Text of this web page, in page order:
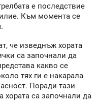
е последствие
Към момента се
че изведнъж хората
са започнали да
какво се
тях ги е накарала
Поради тази
хората са започнали да